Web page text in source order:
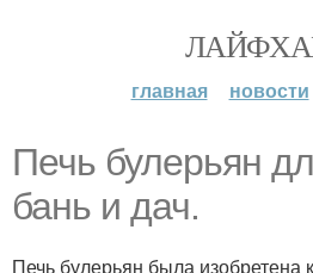
главная новости
Печь булерьян
бань и дач.
Печь булерьян была изобретена